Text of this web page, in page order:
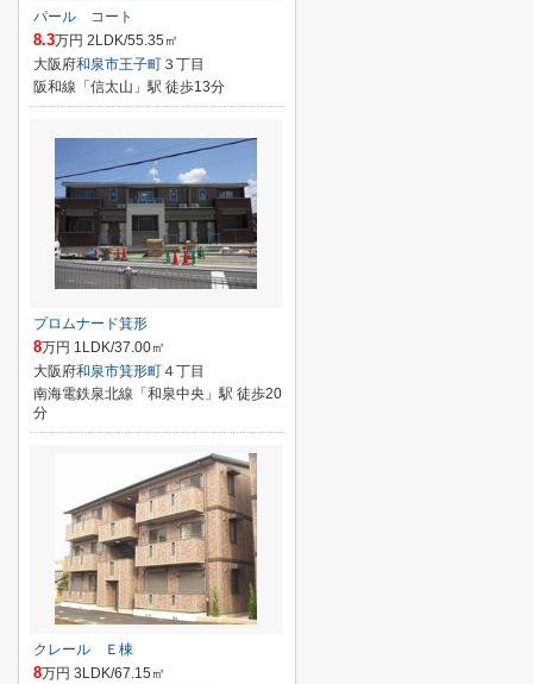
パール コート
8.3万円 2LDK/55.35㎡
大阪府和泉市王子町 ３丁目
阪和線「信太山」駅 徒歩13分
プロムナード箕形
8万円 1LDK/37.00㎡
大阪府和泉市箕形町４丁目
南海電鉄泉北線「和泉中央」駅 徒歩20
分
クレール Ｅ棟
8万円 3LDK/67.15㎡